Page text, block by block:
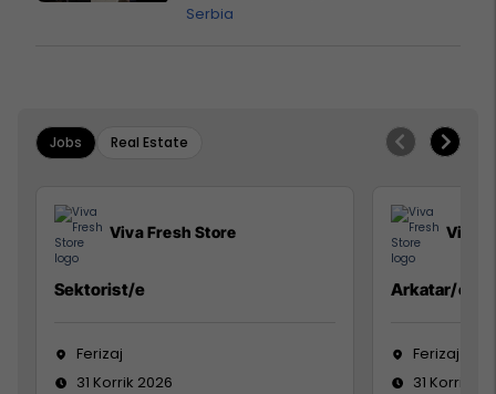
Serbia
Jobs Real Estate
Viva Fresh Store
Sektorist/e
Ferizaj
31 Korrik 2026
Viva
Arkatar/e
Ferizaj
31 Korrik